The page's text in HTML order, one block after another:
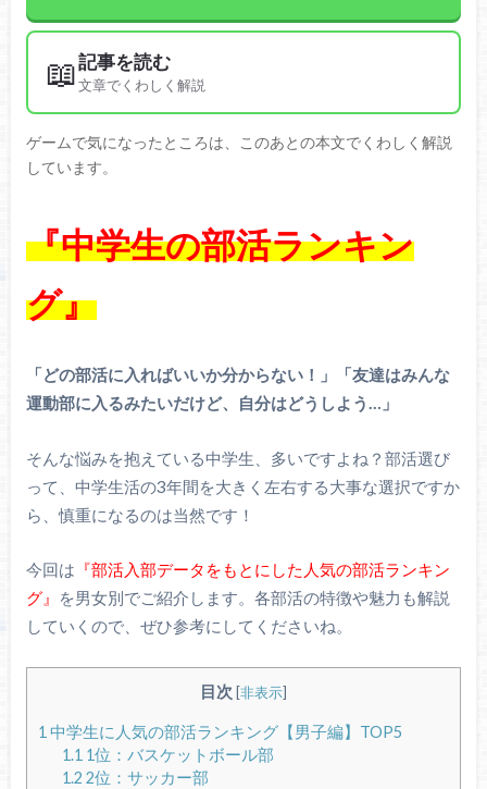
📖記事を読む
文章でくわしく解説
ゲームで気になったところは、このあとの本文でくわしく解説
しています。
『中学生の部活ランキン
グ』
「どの部活に入ればいいか分からない！」「友達はみんな
運動部に入るみたいだけど、自分はどうしよう…」
そんな悩みを抱えている中学生、多いですよね？部活選び
って、中学生活の3年間を大きく左右する大事な選択ですか
ら、慎重になるのは当然です！
今回は 『部活入部データをもとにした人気の部活ランキン
グ』
を男女別でご紹介します。各部活の特徴や魅力も解説
していくので、ぜひ参考にしてくださいね。
目次 [非表示]
1 中学生に人気の部活ランキング【男子編】TOP5
1.1 1位：バスケットボール部
1.2 2位：サッカー部